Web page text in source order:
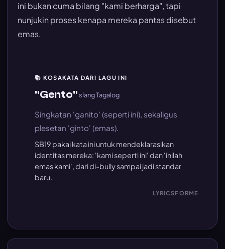
ini bukan cuma bilang "kami berharga", tapi
nunjukin proses kenapa mereka pantas disebut
emas.
📚 KOSAKATA DARI LAGU INI
"Gento"slang Tagalog
Singkatan 'ganito' (seperti ini), sekaligus
plesetan 'ginto' (emas).
SB19 pakai kata ini untuk mendeklarasikan
identitas mereka: 'kami seperti ini' dan 'inilah
emas kami', dari di-bully sampai jadi standar
baru.
LYRICSFORME